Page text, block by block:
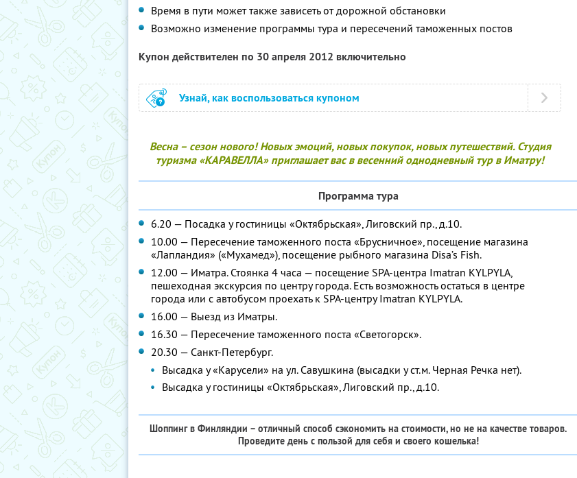
Время в пути может также зависеть от дорожной обстановки
Возможно изменение программы тура и пересечений таможенных постов
Купон действителен по 30 апреля 2012 включительно
Узнай, как воспользоваться купоном
Весна – сезон нового! Новых эмоций, новых покупок, новых путешествий. Студия
туризма «КАРАВЕЛЛА» приглашает вас в весенний однодневный тур в Иматру!
Программа тура
6.20 — Посадка у гостиницы «Октябрьская», Лиговский пр., д.10.
10.00 — Пересечение таможенного поста «Брусничное», посещение магазина
«Лапландия» («Мухамед»), посещение рыбного магазина Disa’s Fish.
12.00 — Иматра. Стоянка 4 часа — посещение SPA-центра Imatran KYLPYLA,
пешеходная экскурсия по центру города. Есть возможность остаться в центре
города или с автобусом проехать к SPA-центру Imatran KYLPYLA.
16.00 — Выезд из Иматры.
16.30 — Пересечение таможенного поста «Светогорск».
20.30 — Санкт-Петербург.
Высадка у «Карусели» на ул. Савушкина (высадки у ст.м. Черная Речка нет).
Высадка у гостиницы «Октябрьская», Лиговский пр., д.10.
Шоппинг в Финляндии – отличный способ сэкономить на стоимости, но не на качестве товаров.
Проведите день с пользой для себя и своего кошелька!